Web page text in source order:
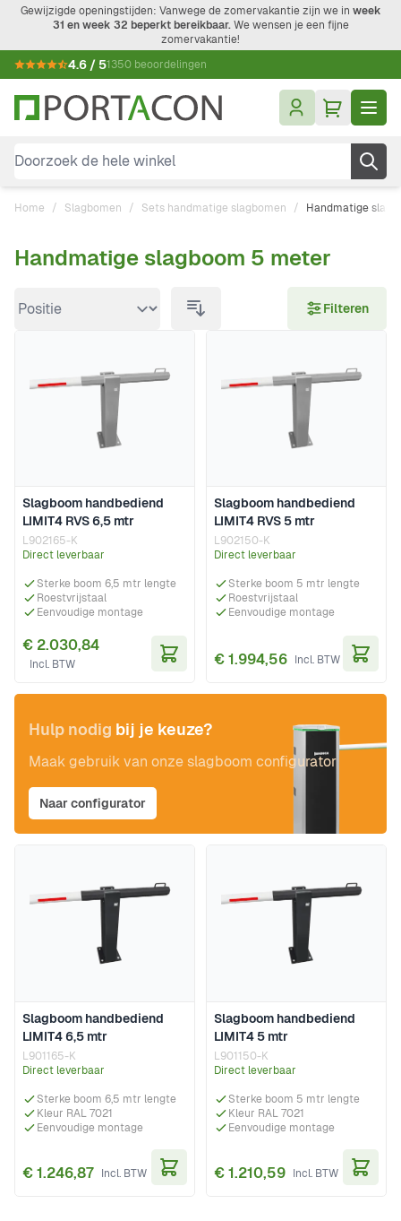
Ga naar de inhoud
Gewijzigde openingstijden: Vanwege de zomervakantie zijn we in week
31 en week 32 beperkt bereikbaar.We wensen je een fijne
zomervakantie!
4.6 / 51350 beoordelingen
Doorzoek de hele winkel
Home / Slagbomen / Sets handmatige slagbomen / Handmatige
Doorgaan naar productlijst
Handmatige slagboom 5 meter
Filteren
Slagboom handbediend
LIMIT4 RVS 6,5 mtr
L902165-K
Direct leverbaar
Sterke boom 6,5 mtr lengte
Roestvrijstaal
Eenvoudige montage
€ 2.030,84
Slagboom handbediend
LIMIT4 RVS 5 mtr
L902150-K
Direct leverbaar
Sterke boom 5 mtr lengte
Roestvrijstaal
Eenvoudige montage
€ 1.994,56
Slagboom handbediend
LIMIT4 6,5 mtr
L901165-K
Direct leverbaar
Sterke boom 6,5 mtr lengte
Kleur RAL 7021
Eenvoudige montage
€ 1.246,87
Slagboom handbediend
LIMIT4 5 mtr
L901150-K
Direct leverbaar
Sterke boom 5 mtr lengte
Kleur RAL 7021
Eenvoudige montage
€ 1.210,59
Hulp nodig bij je keuze?
Maak gebruik van onze slagboom configurator
Naar configurator